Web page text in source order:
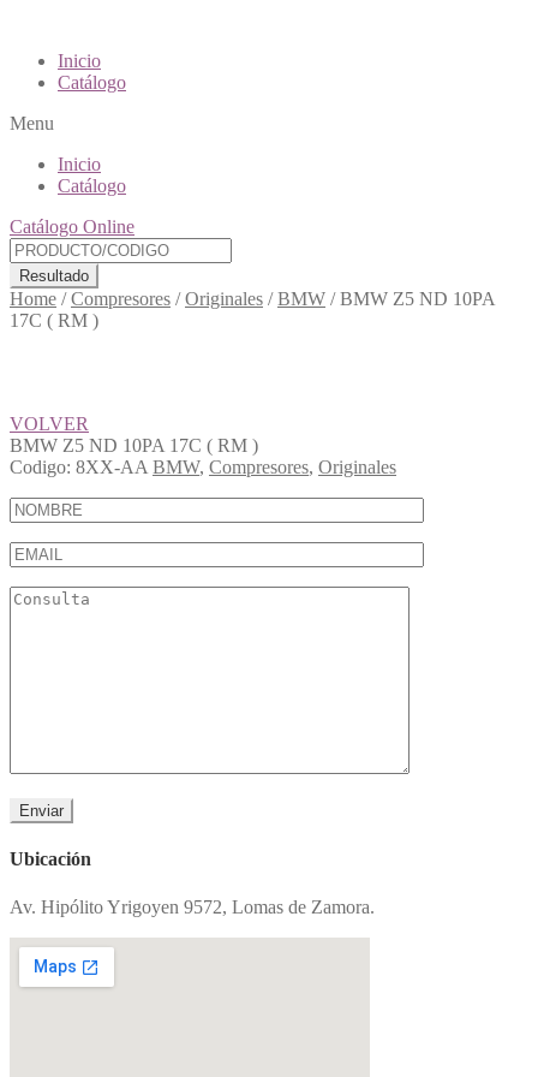
Inicio
Catálogo
Menu
Inicio
Catálogo
Catálogo Online
Resultado
Home /Compresores /Originales /BMW /BMW Z5 ND 10PA
17C ( RM )
VOLVER
BMW Z5 ND 10PA 17C ( RM )
Codigo: 8XX-AA BMW, Compresores, Originales
Ubicación
Av. Hipólito Yrigoyen 9572, Lomas de Zamora.